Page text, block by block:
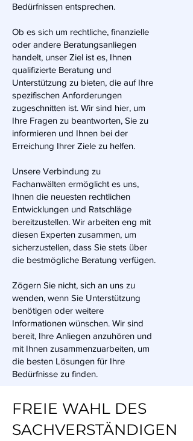
Bedürfnissen entsprechen.
Ob es sich um rechtliche, finanzielle
oder andere Beratungsanliegen
handelt, unser Ziel ist es, Ihnen
qualifizierte Beratung und
Unterstützung zu bieten, die auf Ihre
spezifischen Anforderungen
zugeschnitten ist. Wir sind hier, um
Ihre Fragen zu beantworten, Sie zu
informieren und Ihnen bei der
Erreichung Ihrer Ziele zu helfen.
Unsere Verbindung zu
Fachanwälten ermöglicht es uns,
Ihnen die neuesten rechtlichen
Entwicklungen und Ratschläge
bereitzustellen. Wir arbeiten eng mit
diesen Experten zusammen, um
sicherzustellen, dass Sie stets über
die bestmögliche Beratung verfügen.
Zögern Sie nicht, sich an uns zu
wenden, wenn Sie Unterstützung
benötigen oder weitere
Informationen wünschen. Wir sind
bereit, Ihre Anliegen anzuhören und
mit Ihnen zusammenzuarbeiten, um
die besten Lösungen für Ihre
Bedürfnisse zu finden.
FREIE WAHL DES
SACHVERSTÄNDIGEN